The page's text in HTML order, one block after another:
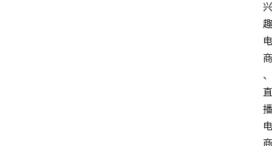
兴
趣
电
商
、
直
播
电
商